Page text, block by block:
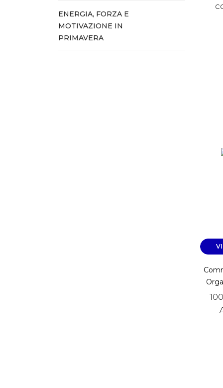
ENERGIA, FORZA E
MOTIVAZIONE IN
PRIMAVERA